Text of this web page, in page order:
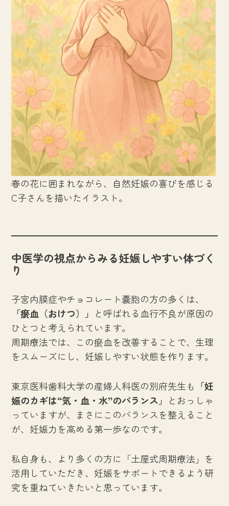
春の花に囲まれながら、自然妊娠の喜びを感じる
C子さんを描いたイラスト。
中医学の視点からみる妊娠しやすい体づく
り
子宮内膜症やチョコレート嚢胞の方の多くは、
「瘀血（おけつ）」 と呼ばれる血行不良が原因の
ひとつと考えられています。
周期療法では、この瘀血を改善することで、生理
をスムーズにし、妊娠しやすい状態を作ります。
東京医科歯科大学の産婦人科医の別府先生も 「妊
娠のカギは“気・血・水”のバランス」 とおっしゃ
っていますが、まさにこのバランスを整えること
が、妊娠力を高める第一歩なのです。
私自身も、より多くの方に「土屋式周期療法」を
活用していただき、妊娠をサポートできるよう研
究を重ねていきたいと思っています。